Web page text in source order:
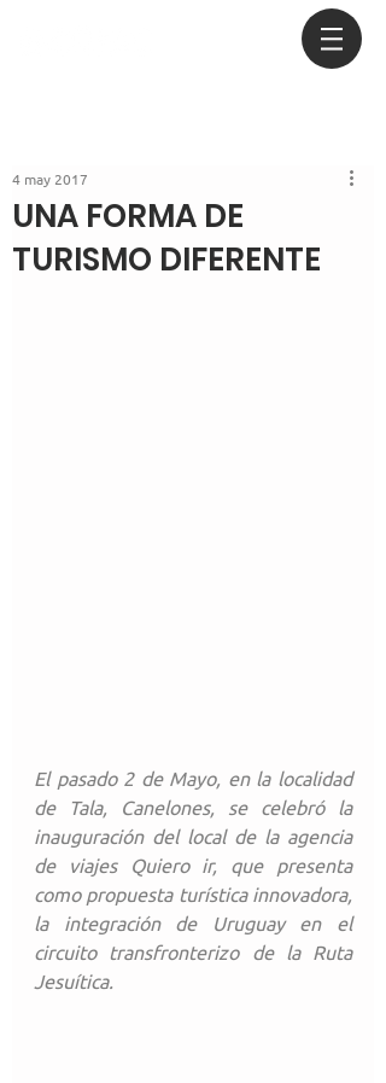
UNA FORMA DE
TURISMO DIFERENTE
4 may 2017
El pasado 2 de Mayo, en la localidad
de Tala, Canelones, se celebró la
inauguración del local de la agencia
de viajes Quiero ir, que presenta
como propuesta turística innovadora,
la integración de Uruguay en el
circuito transfronterizo de la Ruta
Jesuítica.